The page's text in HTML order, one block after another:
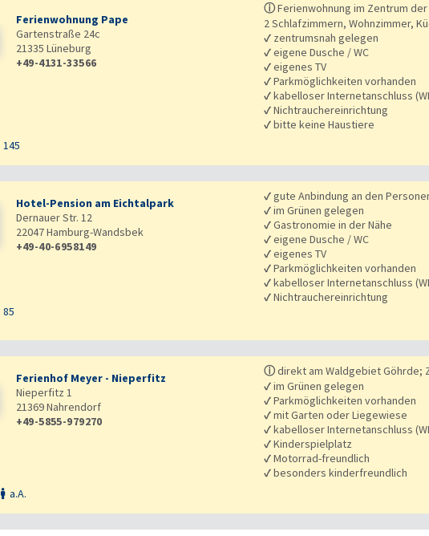
Ferienwohnung Pape
Gartenstraße 24c
21335 Lüneburg
+49-4131-33566
145
ⓘFerienwohnung im Zentrum
2 Schlafzimmern, Wohnzimmer,
✓ zentrumsnah gelegen
✓eigene Dusche / WC
✓eigenes TV
✓Parkmöglichkeiten vorhanden
✓kabelloser Internetanschluss
✓Nichtrauchereinrichtung
✓bitte keine Haustiere
Hotel-Pension am Eichtalpark
Dernauer Str. 12
22047Hamburg-Wandsbek
+49-40-6958149
85
✓gute Anbindung an den
✓im Grünen gelegen
✓Gastronomie in der Nähe
✓eigene Dusche / WC
✓eigenes TV
✓Parkmöglichkeiten vorhanden
✓kabelloser Internetanschluss
✓Nichtrauchereinrichtung
Ferienhof Meyer - Nieperfitz
Nieperfitz 1
21369Nahrendorf
+49-5855-979270
 a.A.
ⓘdirekt am Waldgebiet Göhrde;
✓im Grünen gelegen
✓Parkmöglichkeiten vorhanden
✓mit Garten oder Liegewiese
✓kabelloser Internetanschluss
✓Kinderspielplatz
✓Motorrad-freundlich
✓besonders kinderfreundlich